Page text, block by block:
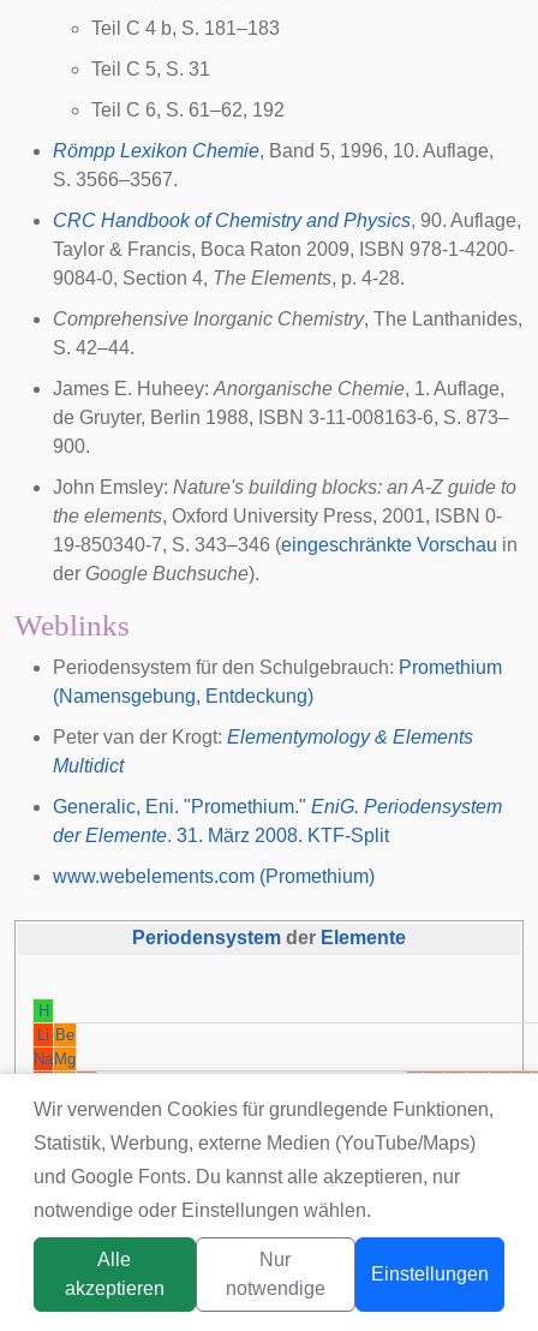
Wir verwenden Cookies für grundlegende Funktionen,
Statistik, Werbung, externe Medien (YouTube/Maps)
und Google Fonts. Du kannst alle akzeptieren, nur
notwendige oder Einstellungen wählen.
Alle
akzeptieren
Nur
notwendige
Einstellungen
Teil C 4 b, S. 181–183
Teil C 5, S. 31
Teil C 6, S. 61–62, 192
Römpp Lexikon Chemie, Band 5, 1996, 10. Auflage,
S. 3566–3567.
CRC Handbook of Chemistry and Physics, 90. Auflage,
Taylor & Francis, Boca Raton 2009, ISBN 978-1-4200-
9084-0, Section 4, The Elements, p. 4-28.
Comprehensive Inorganic Chemistry, The Lanthanides,
S. 42–44.
James E. Huheey: Anorganische Chemie, 1. Auflage,
de Gruyter, Berlin 1988, ISBN 3-11-008163-6, S. 873–
900.
John Emsley: Nature's building blocks: an A-Z guide to
the elements, Oxford University Press, 2001, ISBN 0-
19-850340-7, S. 343–346 (eingeschränkte Vorschau in
der Google Buchsuche).
Weblinks
Periodensystem für den Schulgebrauch: Promethium
(Namensgebung, Entdeckung)
Peter van der Krogt: Elementymology & Elements
Multidict
Generalic, Eni. "Promethium." EniG. Periodensystem
der Elemente. 31. März 2008. KTF-Split
www.webelements.com (Promethium)
Periodensystem der Elemente
H
Li Be
NaMg
Rb Sr Y Zr Nb Mo Tc Ru
CsBa LaCe Pr Nd PmSm Eu Gd Tb DyHo Er TmYbLuHf Ta W Re
Fr RaAcThPa U Np Pu AmCm Bk CfEs FmMdNoLrRfDb Sg
AlkalimetalleErdalkalimetalleLanthanoideActinoideÜbergangsmetalle